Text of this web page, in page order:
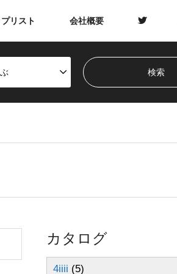
リスト 会社概要
カタログ
4iiii (5)